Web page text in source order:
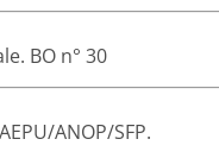
BO n° 30
ANOP/SFP.